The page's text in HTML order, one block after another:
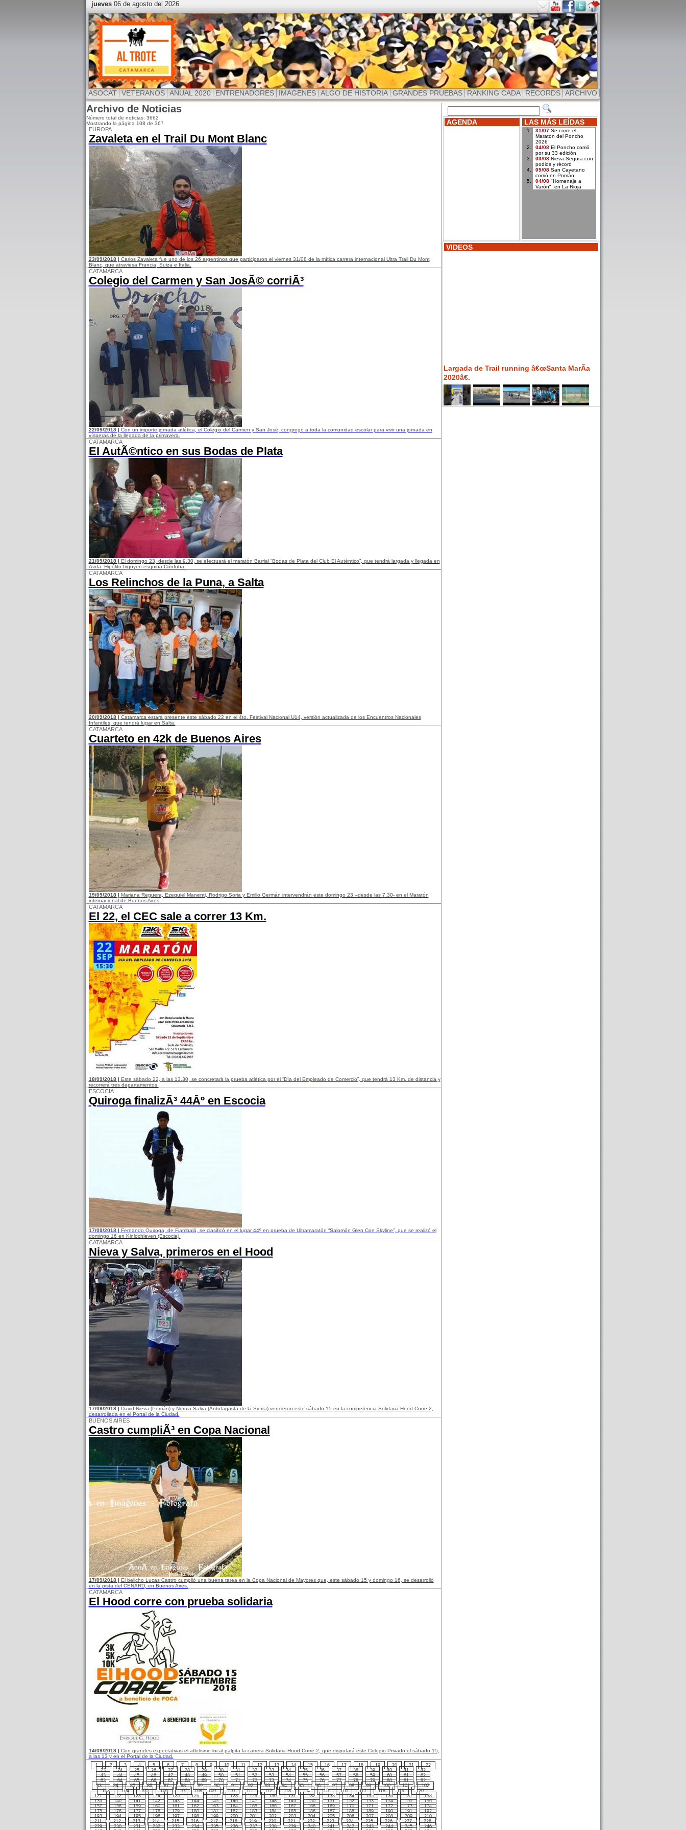
jueves06 de agosto del 2026
ASOCAT VETERANOS ANUAL 2020 ENTRENADORES IMAGENES ALGO DE HISTORIA GRANDES PRUEBAS RANKING CADA RECORDS ARCHIVO
Archivo de Noticias
Número total de noticias: 3662
Mostrando la página 108 de 367
EUROPA
Zavaleta en el Trail Du Mont Blanc
23/09/2018 | Carlos Zavaleta fue uno de los 26 argentinos que participaron el viernes 31/08 de la mítica carrera internacional Ultra Trail Du Mont
Blanc, que atraviesa Francia, Suiza e Italia.
CATAMARCA
Colegio del Carmen y San JosÃ© corriÃ³
22/09/2018 | Con un importe jornada atlética, el Colegio del Carmen y San José, congrego a toda la comunidad escolar para vivir una jornada en
vísperas de la llegada de la primavera.
CATAMARCA
El AutÃ©ntico en sus Bodas de Plata
21/09/2018 | El domingo 23, desde las 9.30, se efectuará el maratón Barrial “Bodas de Plata del Club El Auténtico”, que tendrá largada y llegada en
Avda. Hipólito Irigoyen esquina Córdoba.
CATAMARCA
Los Relinchos de la Puna, a Salta
20/09/2018 | Catamarca estará presente este sábado 22 en el 4to. Festival Nacional U14, versión actualizada de los Encuentros Nacionales
Infantiles, que tendrá lugar en Salta.
CATAMARCA
Cuarteto en 42k de Buenos Aires
19/09/2018 | Mariana Reguera, Ezequiel Manenti, Rodrigo Soria y Emilio Germán intervendrán este domingo 23 –desde las 7.30- en el Maratón
internacional de Buenos Aires.
CATAMARCA
El 22, el CEC sale a correr 13 Km.
18/09/2018 | Este sábado 22, a las 13.30, se concretará la prueba atlética por el “Día del Empleado de Comercio”, que tendrá 13 Km. de distancia y
recorrerá tres departamentos.
ESCOCIA
Quiroga finalizÃ³ 44Âº en Escocia
17/09/2018 | Fernando Quiroga, de Fiambalá, se clasificó en el lugar 44º en prueba de Ultramaratón “Salomón Glen Coe Skyline”, que se realizó el
domingo 16 en Kinlochleven (Escocia).
CATAMARCA
Nieva y Salva, primeros en el Hood
17/09/2018 | David Nieva (Pomán) y Norma Salva (Antofagasta de la Sierra) vencieron este sábado 15 en la competencia Solidaria Hood Corre 2,
desarrollada en el Portal de la Ciudad.
BUENOS AIRES
Castro cumpliÃ³ en Copa Nacional
17/09/2018 | El belicho Lucas Castro cumplió una buena tarea en la Copa Nacional de Mayores que, este sábado 15 y domingo 16, se desarrolló
en la pista del CENARD, en Buenos Aires.
CATAMARCA
El Hood corre con prueba solidaria
14/09/2018 | Con grandes expectativas el atletismo local palpita la carrera Solidaria Hood Corre 2, que disputará éste Colegio Privado el sábado 15,
a las 13 y en el Portal de la Ciudad.
1 2 3 4 5 6 7 8 9 10 11 12 13 14 15 16 17 18 19 20 21
22
23
24 25 26 27 28 29 30 31 32 33 34 35 36 37 38 39 40 41
42
43
44 45 46 47 48 49 50 51 52 53 54 55 56 57 58 59 60 61
62
63
64 65 66 67 68 69 70 71 72 73 74 75 76 77 78 79 80 81
82
83
84 85 86 87 88 89 90 91 92 93 94 95 96 97 98 99 100 101
102
103
104 105 106 107 108 109 110 111 112 113 114 115 116 117 118 119
120
121
122 123 124 125 126 127 128 129 130 131 132 133 134 135 136 137
138
139
140 141 142 143 144 145 146 147 148 149 150 151 152 153 154 155
156
157
158 159 160 161 162 163 164 165 166 167 168 169 170 171 172 173
174
175
176 177 178 179 180 181 182 183 184 185 186 187 188 189 190 191
192
193
194 195 196 197 198 199 200 201 202 203 204 205 206 207 208 209
210
211
212 213 214 215 216 217 218 219 220 221 222 223 224 225 226 227
228
229
230 231 232 233 234 235 236 237 238 239 240 241 242 243 244 245
246
AGENDA LAS MÁS LEÍDAS
31/07 Se corre el
Maratón del Poncho
2026
04/08 El Poncho corrió
por su 33 edición
03/08 Nieva Segura con
podios y récord
05/08 San Cayetano
corrió en Pomán
04/08 "Homenaje a
Varón", en La Rioja
VIDEOS
Largada de Trail running â€œSanta MarÃ­a
2020â€.